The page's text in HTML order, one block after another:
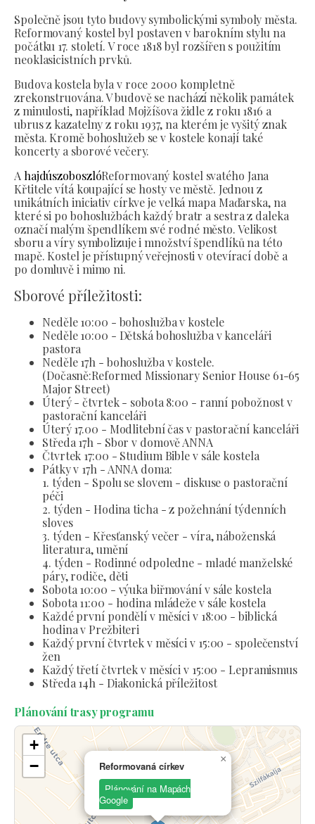
Společně jsou tyto budovy symbolickými symboly města.
Reformovaný kostel byl postaven v barokním stylu na
počátku 17. století. V roce 1818 byl rozšířen s použitím
neoklasicistních prvků.
Budova kostela byla v roce 2000 kompletně
zrekonstruována. V budově se nachází několik památek
z minulosti, například Mojžíšova židle z roku 1816 a
ubrus z kazatelny z roku 1937, na kterém je vyšitý znak
města. Kromě bohoslužeb se v kostele konají také
koncerty a sborové večery.
A hajdúszoboszlóReformovaný kostel svatého Jana
Křtitele vítá koupající se hosty ve městě. Jednou z
unikátních iniciativ církve je velká mapa Maďarska, na
které si po bohoslužbách každý bratr a sestra z daleka
označí malým špendlíkem své rodné město. Velikost
sboru a víry symbolizuje i množství špendlíků na této
mapě. Kostel je přístupný veřejnosti v otevírací době a
po domluvě i mimo ni.
Sborové příležitosti:
Neděle 10:00 - bohoslužba v kostele
Neděle 10:00 - Dětská bohoslužba v kanceláři
pastora
Neděle 17h - bohoslužba v kostele.
(Dočasně:Reformed Missionary Senior House 61-65
Major Street)
Úterý - čtvrtek - sobota 8:00 - ranní pobožnost v
pastorační kanceláři
Úterý 17.00 - Modlitební čas v pastorační kanceláři
Středa 17h - Sbor v domově ANNA
Čtvrtek 17:00 - Studium Bible v sále kostela
Pátky v 17h - ANNA doma:
1. týden - Spolu se slovem - diskuse o pastorační
péči
2. týden - Hodina ticha - z požehnání týdenních
sloves
3. týden - Křesťanský večer - víra, náboženská
literatura, umění
4. týden - Rodinné odpoledne - mladé manželské
páry, rodiče, děti
Sobota 10:00 - výuka biřmování v sále kostela
Sobota 11:00 - hodina mládeže v sále kostela
Každé první pondělí v měsíci v 18:00 - biblická
hodina v Prežbiteri
Každý první čtvrtek v měsíci v 15:00 - společenství
žen
Každý třetí čtvrtek v měsíci v 15:00 - Lepramismus
Středa 14h - Diakonická příležitost
Plánování trasy programu
Reformovaná církev
Plánování na Mapách
Google
×
+
−